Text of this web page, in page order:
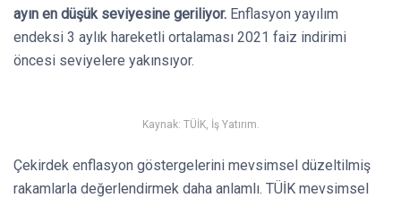
ayın en düşük seviyesine geriliyor. Enflasyon yayılım
endeksi 3 aylık hareketli ortalaması 2021 faiz indirimi
öncesi seviyelere yakınsıyor.
Kaynak: TÜİK, İş Yatırım.
Çekirdek enflasyon göstergelerini mevsimsel düzeltilmiş
rakamlarla değerlendirmek daha anlamlı. TÜİK mevsimsel